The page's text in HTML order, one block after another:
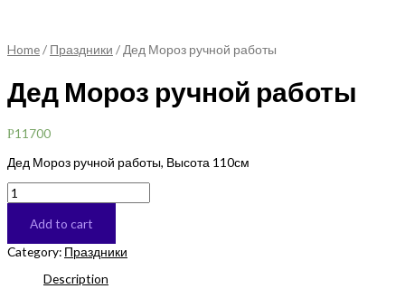
Home/ Праздники / Дед Мороз ручной работы
Дед Мороз ручной работы
Р11700
Дед Мороз ручной работы, Высота 110см
Дед
Мороз
ручной
quantity
Add to cart
Category: Праздники
Description